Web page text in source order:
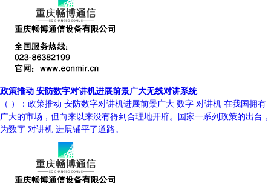
政策推动 安防数字对讲机进展前景广大无线对讲系统
（ ）：政策推动 安防数字对讲机进展前景广大 数字 对讲机 在我国拥有
广大的市场，但向来以来没有得到合理地开辟。国家一系列政策的出台，
为数字 对讲机 进展铺平了道路。